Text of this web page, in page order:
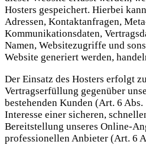
Hosters gespeichert. Hierbei
Adressen, Kontaktanfragen,
Kommunikationsdaten,
Namen, Websitezugriffe und
Website generiert werden,
Der Einsatz des Hosters erfolgt
Vertragserfüllung gegenüber
bestehenden Kunden (Art. 6
Interesse einer sicheren,
Bereitstellung unseres Online-
professionellen Anbieter (Art. 6